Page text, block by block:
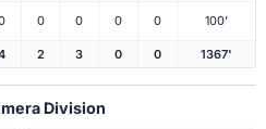
0 0 0 0 100'
2 3 0 0 1367'
Division